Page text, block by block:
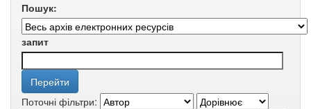
Пошук:
запит
Поточні фільтри: